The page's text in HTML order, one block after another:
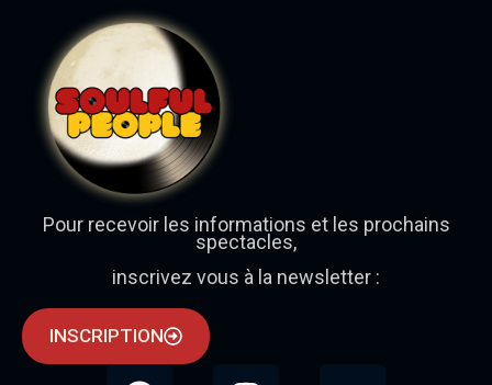
Pour recevoir les informations et les prochains
spectacles,
inscrivez vous à la newsletter :
INSCRIPTION